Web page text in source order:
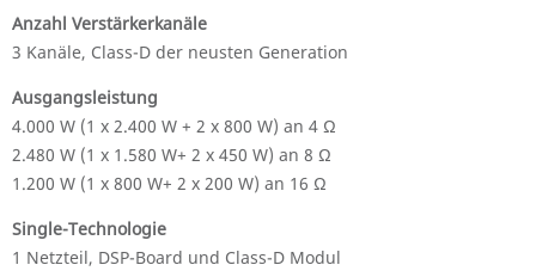
Anzahl Verstärkerkanäle
3 Kanäle, Class-D der neusten Generation
Ausgangsleistung
4.000 W (1 x 2.400 W + 2 x 800 W) an 4 Ω
2.480 W (1 x 1.580 W+ 2 x 450 W) an 8 Ω
1.200 W (1 x 800 W+ 2 x 200 W) an 16 Ω
Single-Technologie
1 Netzteil, DSP-Board und Class-D Modul